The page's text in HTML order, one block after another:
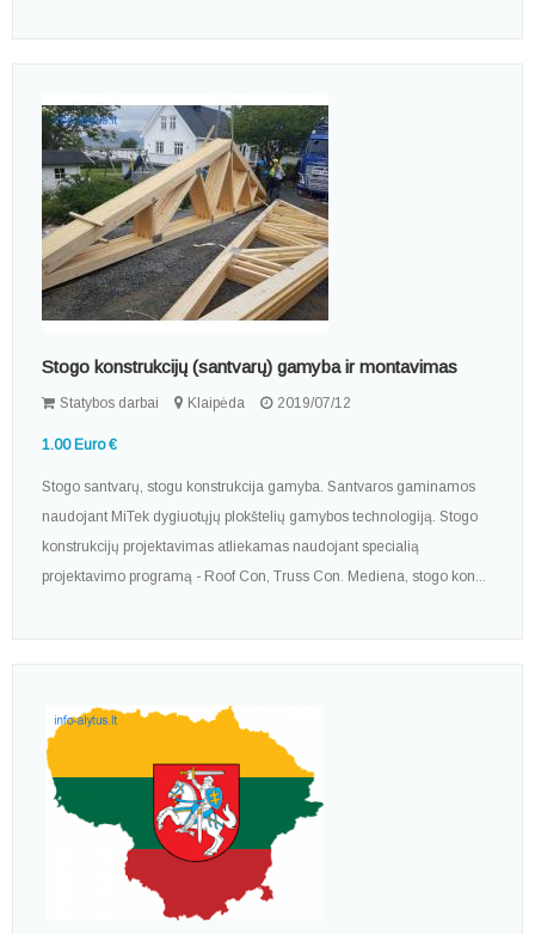
Stogo konstrukcijų (santvarų) gamyba ir montavimas
Statybos darbai Klaipėda 2019/07/12
1.00 Euro €
Stogo santvarų, stogu konstrukcija gamyba. Santvaros gaminamos
naudojant MiTek dygiuotųjų plokštelių gamybos technologiją. Stogo
konstrukcijų projektavimas atliekamas naudojant specialią
projektavimo programą - Roof Con, Truss Con. Mediena, stogo kon...